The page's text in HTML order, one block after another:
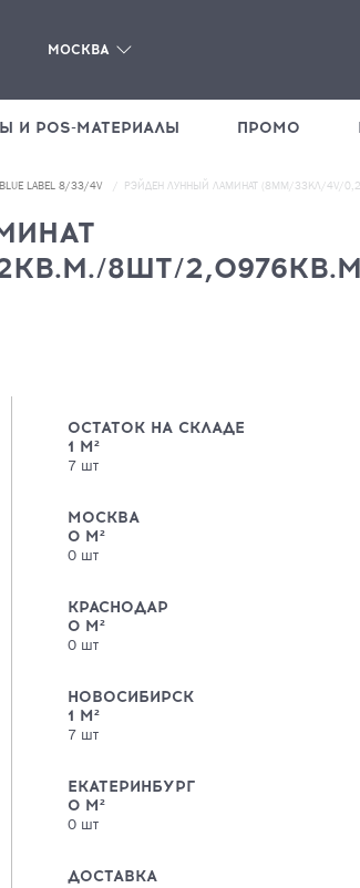
МОСКВА
И POS-МАТЕРИАЛЫ ПРОМО
BLUE LABEL 8/33/4V РЭЙДЕН ЛУННЫЙ ЛАМИНАТ (8ММ/33КЛ/4V/
8ШТ/
ОСТАТОК НА СКЛАДЕ
1 М²
7 шт
МОСКВА
0 М²
0 шт
КРАСНОДАР
0 М²
0 шт
НОВОСИБИРСК
1 М²
7 шт
ЕКАТЕРИНБУРГ
0 М²
0 шт
ДОСТАВКА